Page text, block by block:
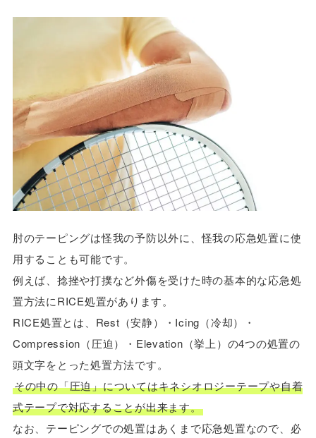
肘のテーピングは怪我の予防以外に、怪我の応急処置に使
用することも可能です。
例えば、捻挫や打撲など外傷を受けた時の基本的な応急処
置方法にRICE処置があります。
RICE処置とは、Rest（安静）・Icing（冷却）・
Compression（圧迫）・Elevation（挙上）の4つの処置の
頭文字をとった処置方法です。
その中の「圧迫」についてはキネシオロジーテープや自着
式テープで対応することが出来ます。
なお、テーピングでの処置はあくまで応急処置なので、必